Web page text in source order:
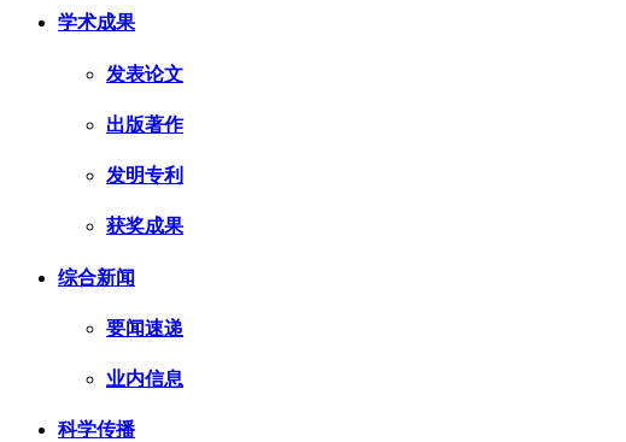
学术成果
发表论文
出版著作
发明专利
获奖成果
综合新闻
要闻速递
业内信息
科学传播